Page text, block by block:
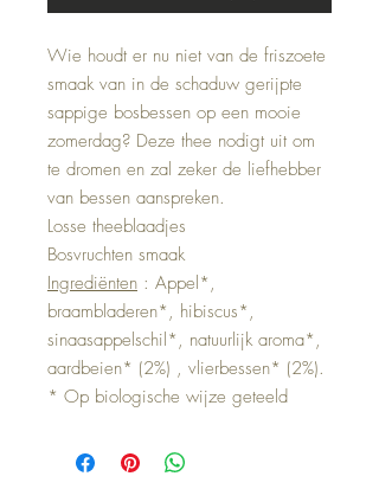
Wie houdt er nu niet van de friszoete
smaak van in de schaduw gerijpte
sappige bosbessen op een mooie
zomerdag? Deze thee nodigt uit om
te dromen en zal zeker de liefhebber
van bessen aanspreken.
Losse theeblaadjes
Bosvruchten smaak
Ingrediënten : Appel*,
braambladeren*, hibiscus*,
sinaasappelschil*, natuurlijk aroma*,
aardbeien* (2%) , vlierbessen* (2%).
* Op biologische wijze geteeld